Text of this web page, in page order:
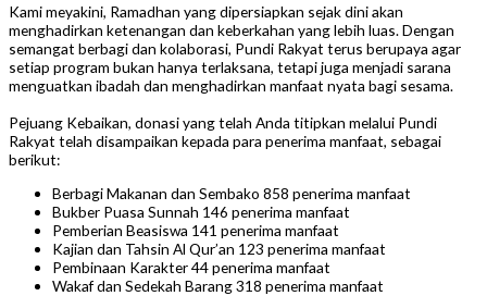
Kami meyakini, Ramadhan yang dipersiapkan sejak dini akan
menghadirkan ketenangan dan keberkahan yang lebih luas. Dengan
semangat berbagi dan kolaborasi, Pundi Rakyat terus berupaya agar
setiap program bukan hanya terlaksana, tetapi juga menjadi sarana
menguatkan ibadah dan menghadirkan manfaat nyata bagi sesama.
Pejuang Kebaikan, donasi yang telah Anda titipkan melalui Pundi
Rakyat telah disampaikan kepada para penerima manfaat, sebagai
berikut:
Berbagi Makanan dan Sembako 858 penerima manfaat
Bukber Puasa Sunnah 146 penerima manfaat
Pemberian Beasiswa 141 penerima manfaat
Kajian dan Tahsin Al Qur’an 123 penerima manfaat
Pembinaan Karakter 44 penerima manfaat
Wakaf dan Sedekah Barang 318 penerima manfaat